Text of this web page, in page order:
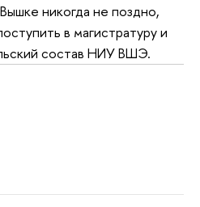
никогда не поздно,
в магистратуру и
состав НИУ ВШЭ.